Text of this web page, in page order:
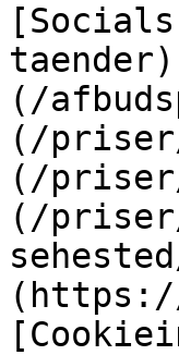
(/
(/
(/
(/
(https://